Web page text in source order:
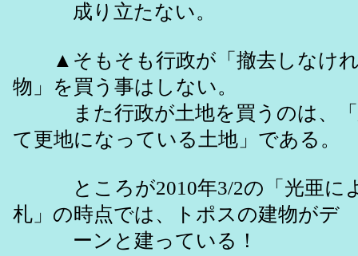
成り立たない。
▲そもそも行政が「撤去しなけれ
物」を買う事はしない。
また行政が土地を買うのは、「
て更地になっている土地」である。
ところが2010年3/2の「光亜に
札」の時点では、トポスの建物がデ
ーンと建っている！